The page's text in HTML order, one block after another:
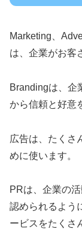
Marketing、
は、企業がお客
Brandingは、企
から信頼と好意
広告は、たくさ
めに使います。
PRは、企業の
認められるよう
ービスをたくさ